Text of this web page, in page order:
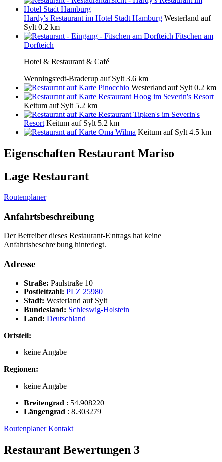
Hardy's Restaurant im Hotel Stadt Hamburg Westerland auf
Sylt 0.2 km
Fitschen am
Dorfteich
Hotel & Restaurant & Café
Wenningstedt-Braderup auf Sylt 3.6 km
Pinocchio Westerland auf Sylt 0.2 km
Restaurant Hoog im Severin's Resort
Keitum auf Sylt 5.2 km
Restaurant Tipken's im Severin's
Resort Keitum auf Sylt 5.2 km
Oma Wilma Keitum auf Sylt 4.5 km
Eigenschaften Restaurant Mariso
Lage Restaurant
Routenplaner
Anfahrtsbeschreibung
Der Betreiber dieses Restaurant-Eintrags hat keine
Anfahrtsbeschreibung hinterlegt.
Adresse
Straße: Paulstraße 10
Postleitzahl: PLZ 25980
Stadt: Westerland auf Sylt
Bundesland: Schleswig-Holstein
Land: Deutschland
Ortsteil:
keine Angabe
Regionen:
keine Angabe
Breitengrad : 54.908220
Längengrad : 8.303279
RoutenplanerKontakt
Restaurant Bewertungen 3